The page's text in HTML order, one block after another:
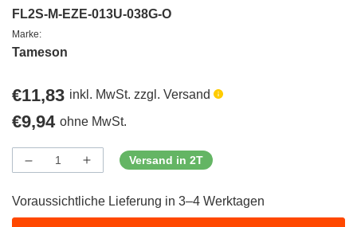
FL2S-M-EZE-013U-038G-O
Marke:
Tameson
Regulärer
Preis
€11,83 inkl. MwSt. zzgl. Versand
Regulärer
Preis
€9,94 ohne MwSt.
Menge
Menge
verringern
ProductDrop
Menge
erhöhen
ProductDrop
Versand in 2T
Voraussichtliche Lieferung in 3–4 Werktagen